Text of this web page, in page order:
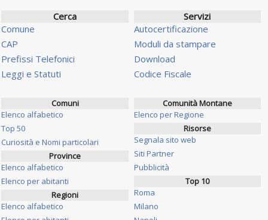
Cerca
Comune
CAP
Prefissi Telefonici
Leggi e Statuti
Servizi
Autocertificazione
Moduli da stampare
Download
Codice Fiscale
Comuni
Elenco alfabetico
Top 50
Curiosità e Nomi particolari
Province
Elenco alfabetico
Elenco per abitanti
Regioni
Elenco alfabetico
Comunità Montane
Elenco per Regione
Risorse
Segnala sito web
Siti Partner
Pubblicità
Top 10
Roma
Milano